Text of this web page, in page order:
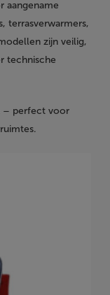
aangename
terrasverwarmers,
zijn veilig,
technische
– perfect voor